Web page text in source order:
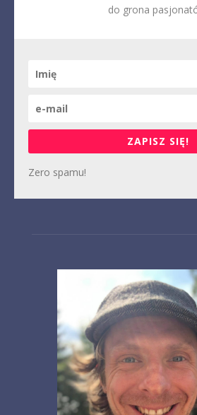
do grona
ZAPISZ SIĘ!
Zero spamu!